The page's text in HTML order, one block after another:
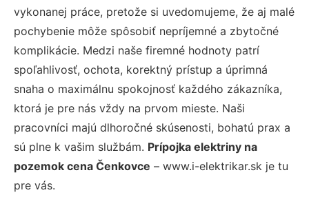
vykonanej práce, pretože si uvedomujeme, že aj malé
pochybenie môže spôsobiť nepríjemné a zbytočné
komplikácie. Medzi naše firemné hodnoty patrí
spoľahlivosť, ochota, korektný prístup a úprimná
snaha o maximálnu spokojnosť každého zákazníka,
ktorá je pre nás vždy na prvom mieste. Naši
pracovníci majú dlhoročné skúsenosti, bohatú prax a
sú plne k vašim službám. Prípojka elektriny na
pozemok cena Čenkovce – www.i-elektrikar.sk je tu
pre vás.